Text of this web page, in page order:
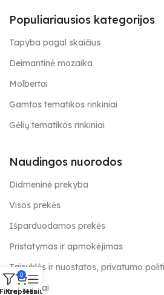
Populiariausios kategorijos
Tapyba pagal skaičius
Deimantinė mozaika
Molbertai
Gamtos tematikos rinkiniai
Gėlių tematikos rinkiniai
Naudingos nuorodos
Didmeninė prekyba
Visos prekės
Išparduodamos prekės
Pristatymas ir apmokėjimas
Taisyklės ir nuostatos, privatumo
Kontaktai
0
Krepšelis
Meniu